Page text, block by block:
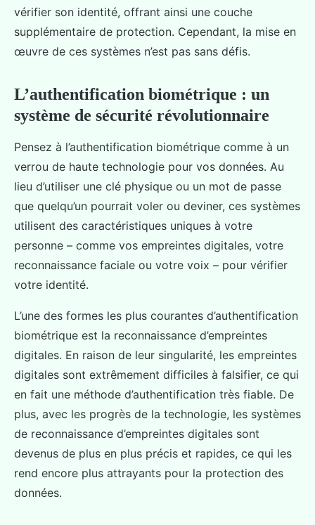
vérifier son identité, offrant ainsi une couche
supplémentaire de protection. Cependant, la mise en
œuvre de ces systèmes n’est pas sans défis.
L’authentification biométrique : un
système de sécurité révolutionnaire
Pensez à l’authentification biométrique comme à un
verrou de haute technologie pour vos données. Au
lieu d’utiliser une clé physique ou un mot de passe
que quelqu’un pourrait voler ou deviner, ces systèmes
utilisent des caractéristiques uniques à votre
personne – comme vos empreintes digitales, votre
reconnaissance faciale ou votre voix – pour vérifier
votre identité.
L’une des formes les plus courantes d’authentification
biométrique est la reconnaissance d’empreintes
digitales. En raison de leur singularité, les empreintes
digitales sont extrêmement difficiles à falsifier, ce qui
en fait une méthode d’authentification très fiable. De
plus, avec les progrès de la technologie, les systèmes
de reconnaissance d’empreintes digitales sont
devenus de plus en plus précis et rapides, ce qui les
rend encore plus attrayants pour la protection des
données.